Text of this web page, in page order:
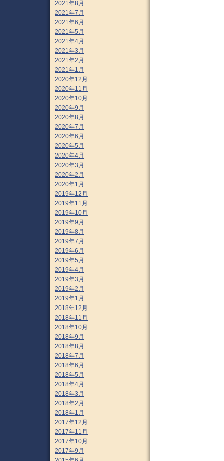
2021年8月
2021年7月
2021年6月
2021年5月
2021年4月
2021年3月
2021年2月
2021年1月
2020年12月
2020年11月
2020年10月
2020年9月
2020年8月
2020年7月
2020年6月
2020年5月
2020年4月
2020年3月
2020年2月
2020年1月
2019年12月
2019年11月
2019年10月
2019年9月
2019年8月
2019年7月
2019年6月
2019年5月
2019年4月
2019年3月
2019年2月
2019年1月
2018年12月
2018年11月
2018年10月
2018年9月
2018年8月
2018年7月
2018年6月
2018年5月
2018年4月
2018年3月
2018年2月
2018年1月
2017年12月
2017年11月
2017年10月
2017年9月